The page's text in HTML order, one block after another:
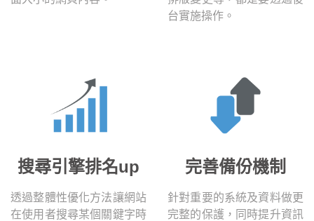
台實施操作。
搜尋引擎排名up
透過整體性優化方法讓網站
在使用者搜尋某個關鍵字時
完善備份機制
針對重要的系統及資料做更
完整的保護，同時提升資訊